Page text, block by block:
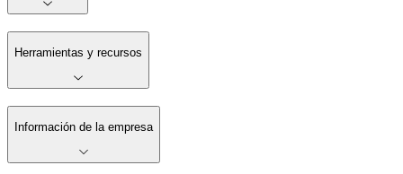
Herramientas y recursos
Información de la empresa